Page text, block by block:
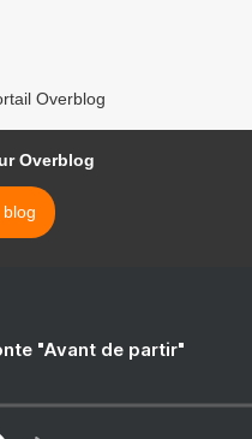
Overblog
Overblog
"Avant de partir"